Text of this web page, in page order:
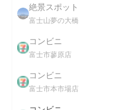
絶景スポット
富士山夢の大橋
コンビニ
富士市蓼原店
コンビニ
富士市本市場店